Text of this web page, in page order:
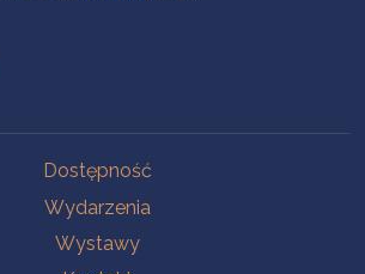
Dostępność
Wydarzenia
Wystawy